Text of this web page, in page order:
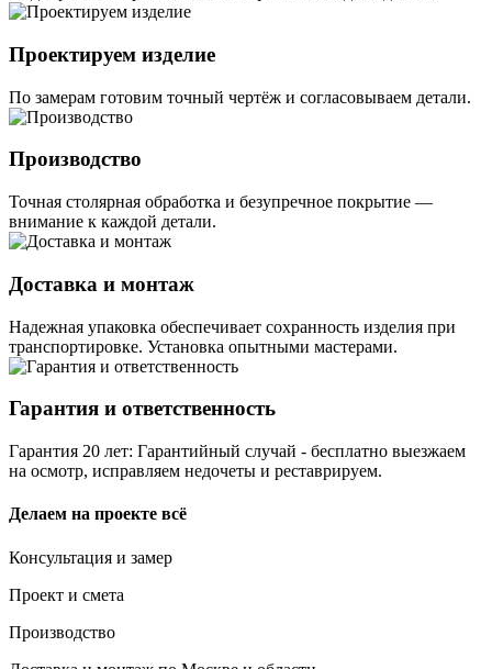
Проектируем изделие
По замерам готовим точный чертёж и согласовываем детали.
Производство
Точная столярная обработка и безупречное покрытие —
внимание к каждой детали.
Доставка и монтаж
Надежная упаковка обеспечивает сохранность изделия при
транспортировке. Установка опытными мастерами.
Гарантия и ответственность
Гарантия 20 лет: Гарантийный случай - бесплатно выезжаем
на осмотр, исправляем недочеты и реставрируем.
Делаем на проекте всё
Консультация и замер
Проект и смета
Производство